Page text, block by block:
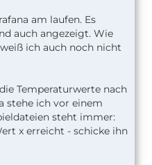
am laufen. Es
auch angezeigt. Wie
ich auch noch nicht
Temperaturwerte nach
stehe ich vor einem
steht immer:
x erreicht - schicke ihn